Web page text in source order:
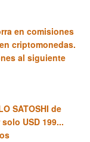
en comisiones
criptomonedas.
al siguiente
SATOSHI de
USD 199...